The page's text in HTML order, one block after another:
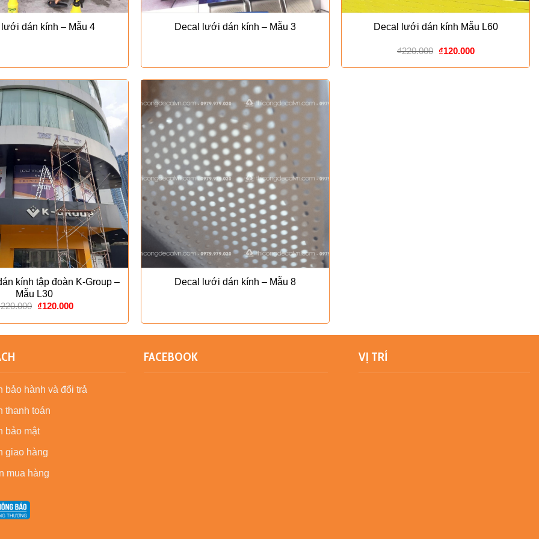
lưới dán kính – Mẫu 4 Decal lưới dán kính – Mẫu 3 Decal lưới dán kính Mẫu L60
₫220.000 Giá
là:
₫120.000Giá
tại
kính tập đoàn K-Group –
Mẫu L30
220.000 Giá
là:
₫120.000Giá
tại
Decal lưới dán kính – Mẫu 8
bảo hành và đổi trả
thanh toán
bảo mật
giao hàng
mua hàng
FACEBOOK VỊ TRÍ